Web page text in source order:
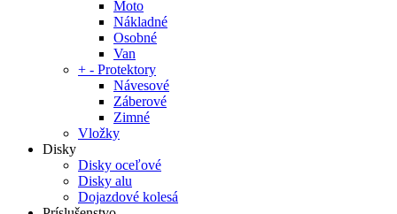
Moto
Nákladné
Osobné
Van
+ - Protektory
Návesové
Záberové
Zimné
Vložky
Disky
Disky oceľové
Disky alu
Dojazdové kolesá